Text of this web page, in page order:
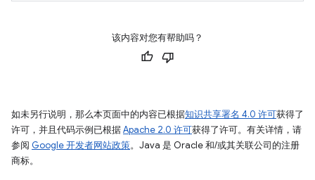
该内容对您有帮助吗？
如未另行说明，那么本页面中的内容已根据知识共享署名 4.0 许可获得了
许可，并且代码示例已根据Apache 2.0 许可获得了许可。有关详情，请
参阅 Google 开发者网站政策。Java 是 Oracle 和/或其关联公司的注册
商标。